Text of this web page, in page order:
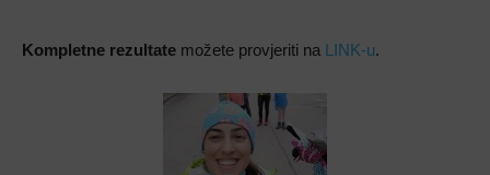
Kompletne rezultate možete provjeriti na LINK-u.